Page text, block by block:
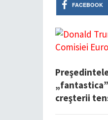
FACEBOOK
creşterii